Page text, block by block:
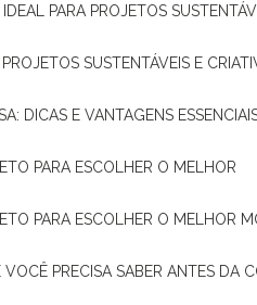
PARA PROJETOS
SUSTENTÁVEIS E
DICAS E VANTAGENS
PARA ESCOLHER O MELHOR
PARA ESCOLHER O MELHOR
PRECISA SABER ANTES DA